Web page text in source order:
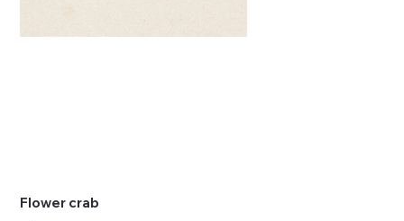
Flower crab